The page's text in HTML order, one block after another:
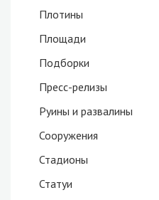
Плотины
Площади
Подборки
Пресс-релизы
Руины и развалины
Сооружения
Стадионы
Статуи